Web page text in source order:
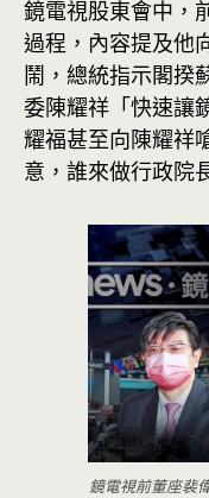
鏡電視股東會中，
過程，內容提及他
鬧，總統指示閣揆
委陳耀祥「快速讓
耀福甚至向陳耀祥
意，誰來做行政院
鏡電視前董座裴